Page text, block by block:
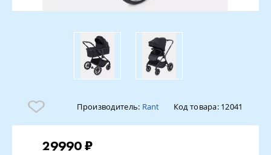
Производитель: Rant Код товара: 12041
29990 ₽